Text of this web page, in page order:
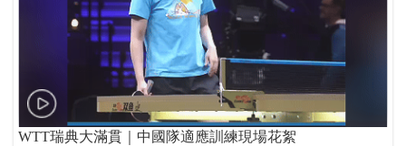
WTT瑞典大滿貫｜中國隊適應訓練現場花絮